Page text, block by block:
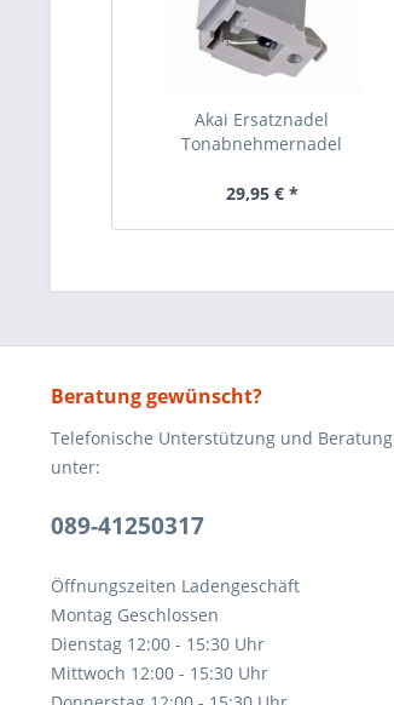
Akai Ersatznadel
Tonabnehmernadel
29,95 € *
Beratung gewünscht?
Telefonische Unterstützung und Beratung
unter:
089-41250317
Öffnungszeiten Ladengeschäft
Montag Geschlossen
Dienstag 12:00 - 15:30 Uhr
Mittwoch 12:00 - 15:30 Uhr